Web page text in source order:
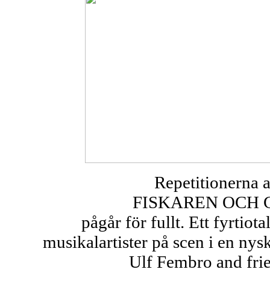
Repetitionerna
FISKAREN OCH
pågår för fullt. Ett
musikalartister på scen i en
Ulf Fembro and